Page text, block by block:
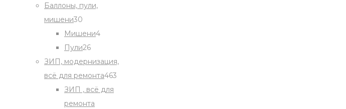
products
Баллоны, пули,
мишени30
products
Мишени44
Пули2626
products
ЗИП, модернизация,
всё для ремонта463
ЗИП , всё для
ремонта